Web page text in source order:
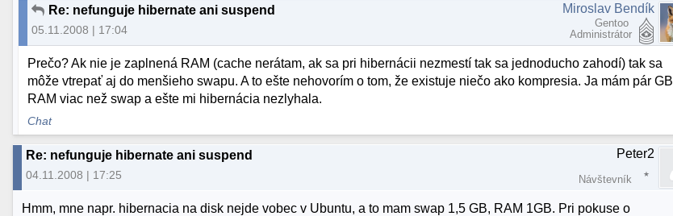
Re: nefunguje hibernate ani suspend
05.11.2008 | 17:04
Miroslav Bendík
Gentoo
Administrátor
Prečo? Ak nie je zaplnená RAM (cache nerátam, ak sa pri hibernácii nezmestí tak sa jednoducho zahodí) tak sa
môže vtrepať aj do menšieho swapu. A to ešte nehovorím o tom, že existuje niečo ako kompresia. Ja mám pár GB
RAM viac než swap a ešte mi hibernácia nezlyhala.
Chat
Re: nefunguje hibernate ani suspend
04.11.2008 | 17:25
Peter2
Návštevník
Hmm, mne napr. hibernacia na disk nejde vobec v Ubuntu, a to mam swap 1,5 GB, RAM 1GB. Pri pokuse o